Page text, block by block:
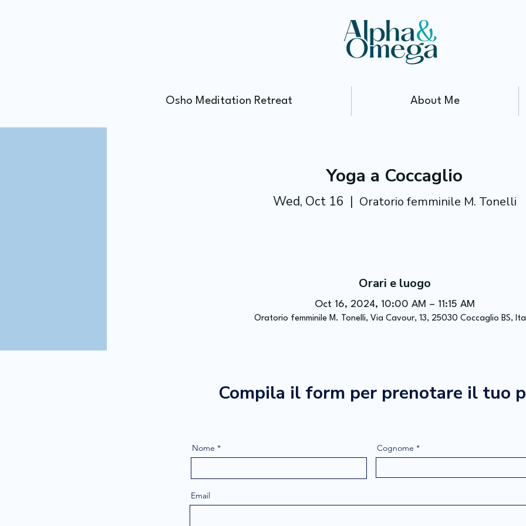
Osho Meditation Retreat About Me
Yoga a Coccaglio
Wed, Oct 16
  |
Oratorio femminile M. Tonelli
Orari e luogo
Oct 16, 2024, 10:00 AM – 11:15 AM
Oratorio femminile M. Tonelli, Via Cavour, 13, 25030 Coccaglio BS,
Compila il form per prenotare il tuo
Nome Cognome
Email